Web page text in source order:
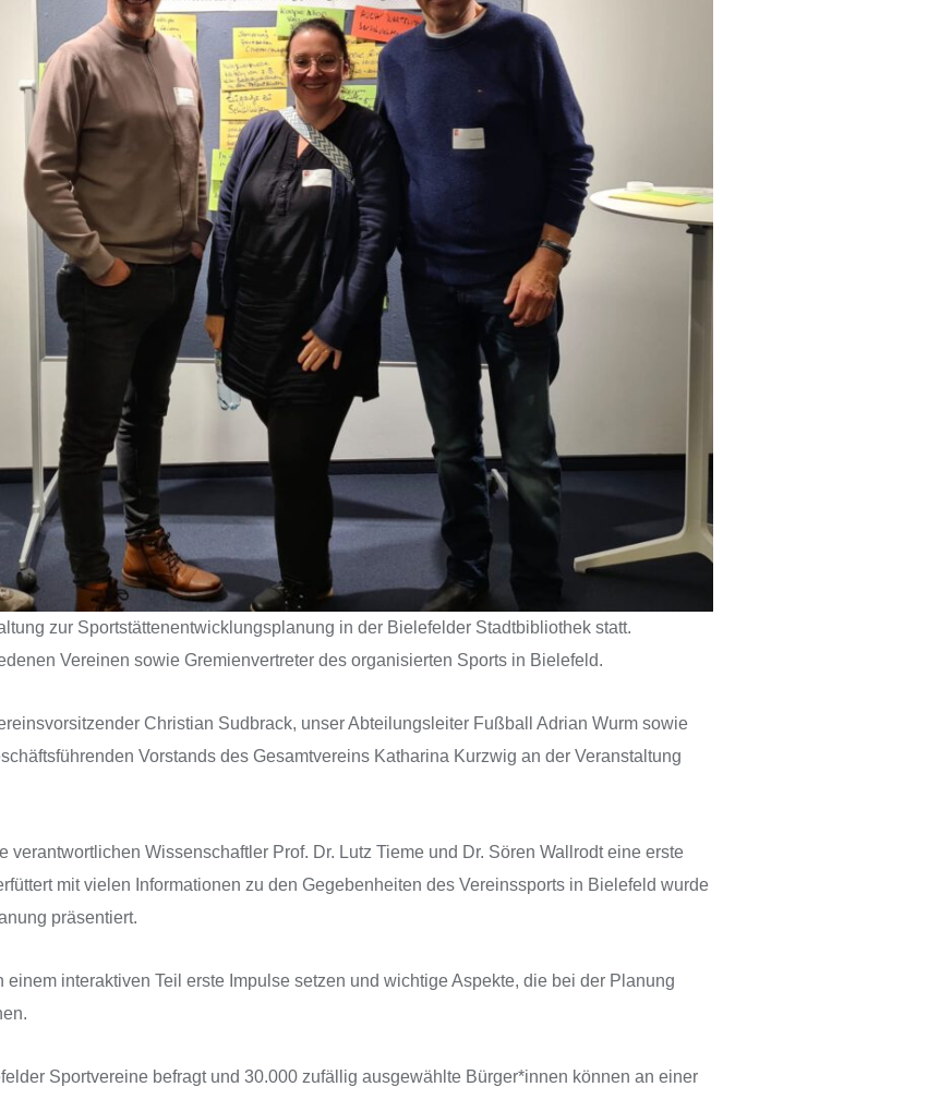
zur Sportstättenentwicklungsplanung in der Bielefelder Stadtbibliothek statt.
Vereinen sowie Gremienvertreter des organisierten Sports in Bielefeld.
Christian Sudbrack, unser Abteilungsleiter Fußball Adrian Wurm sowie
Vorstands des Gesamtvereins Katharina Kurzwig an der Veranstaltung
verantwortlichen Wissenschaftler Prof. Dr. Lutz Tieme und Dr. Sören Wallrodt eine erste
mit vielen Informationen zu den Gegebenheiten des Vereinssports in Bielefeld wurde
präsentiert.
interaktiven Teil erste Impulse setzen und wichtige Aspekte, die bei der Planung
Sportvereine befragt und 30.000 zufällig ausgewählte Bürger*innen können an einer